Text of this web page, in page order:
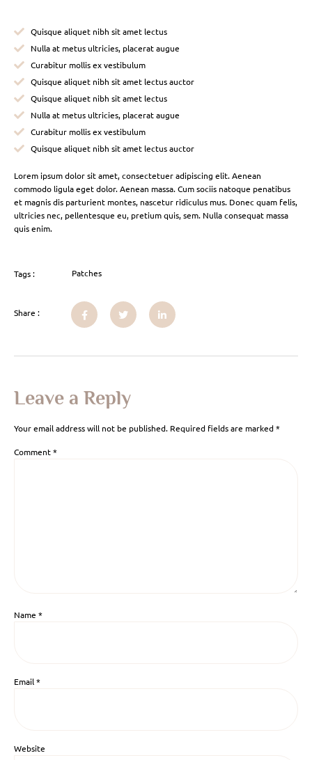
Quisque aliquet nibh sit amet lectus
Nulla at metus ultricies, placerat augue
Curabitur mollis ex vestibulum
Quisque aliquet nibh sit amet lectus auctor
Quisque aliquet nibh sit amet lectus
Nulla at metus ultricies, placerat augue
Curabitur mollis ex vestibulum
Quisque aliquet nibh sit amet lectus auctor
Lorem ipsum dolor sit amet, consectetuer adipiscing elit. Aenean
commodo ligula eget dolor. Aenean massa. Cum sociis natoque penatibus
et magnis dis parturient montes, nascetur ridiculus mus. Donec quam felis,
ultricies nec, pellentesque eu, pretium quis, sem. Nulla consequat massa
quis enim.
Tags : Patches
Share :
Leave a Reply
Your email address will not be published. Required fields are marked*
Comment*
Name *
Email*
Website